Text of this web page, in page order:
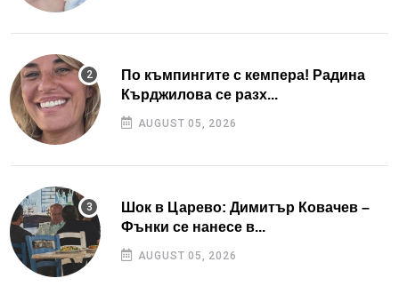
По къмпингите с кемпера! Радина
Кърджилова се разх...
AUGUST 05, 2026
Шок в Царево: Димитър Ковачев –
Фънки се нанесе в...
AUGUST 05, 2026